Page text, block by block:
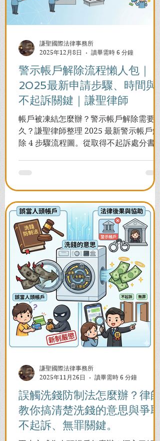
警示帳戶解除流程懶人包｜
2025最新申請步驟、時間與
不起訴關鍵｜謙聖律師
帳戶被凍結怎麼辦？警示帳戶解除需要多
久？謙聖律師整理 2025 最新警示帳戶解
除 4 步驟流程圖。從取得不起訴處分書到
謙聖國際法律事務所
2025年12月8日
讀畢需時 6 分鐘
誤觸洗錢防制法怎麼辦？律師
教你搞清楚洗錢的意思與爭取
不起訴、無罪關鍵。
謙聖國際法律事務所
2025年11月26日
讀畢需時 6 分鐘